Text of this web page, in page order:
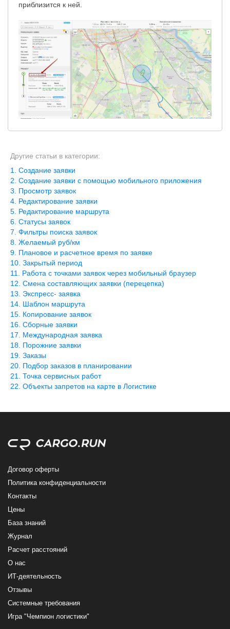
приблизится к ней.
Другие статьи в категории:
Создание заявки
Создание заявки с помощью мобильного приложения
Просмотр заявок
Редактирование заявки
Редактирование маршрута
Статусы заявок
Фильтры поиска заявок
Желаемый руб/км
Плановое и расчетное время по заявке
Закрытый период
Работа с точками заявок через мобильный браузер
Смена составляющих заявки (перецепка)
Экспресс- заявка
Шаблон маршрута
Копирование заявок
Сборные заявки
Международная заявка
Порожние заявки
Заказы
Подбор заказов в планировании
Точка сервисных работ
Объекты запретов на карте в Логистике
Договор оферты
Политика конфиденциальности
Контакты
Цены
База знаний
Журнал
Расчет расстояний
О нас
ИТ-деятельность
Отзывы
Системные требования
Игра "Чемпион логистики"